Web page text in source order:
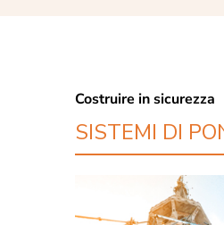
Costruire in sicurezza
SISTEMI DI